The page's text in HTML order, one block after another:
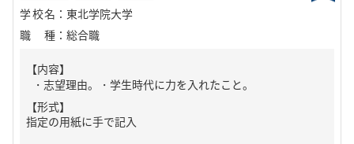
学校名 ： 東北学院大学
職種 ： 総合職
【内容】
・志望理由。・学生時代に力を入れたこと。
【形式】
指定の用紙に手で記入